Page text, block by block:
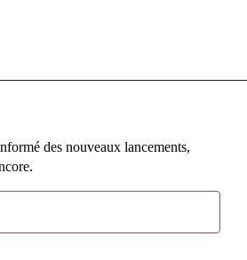
des nouveaux lancements,